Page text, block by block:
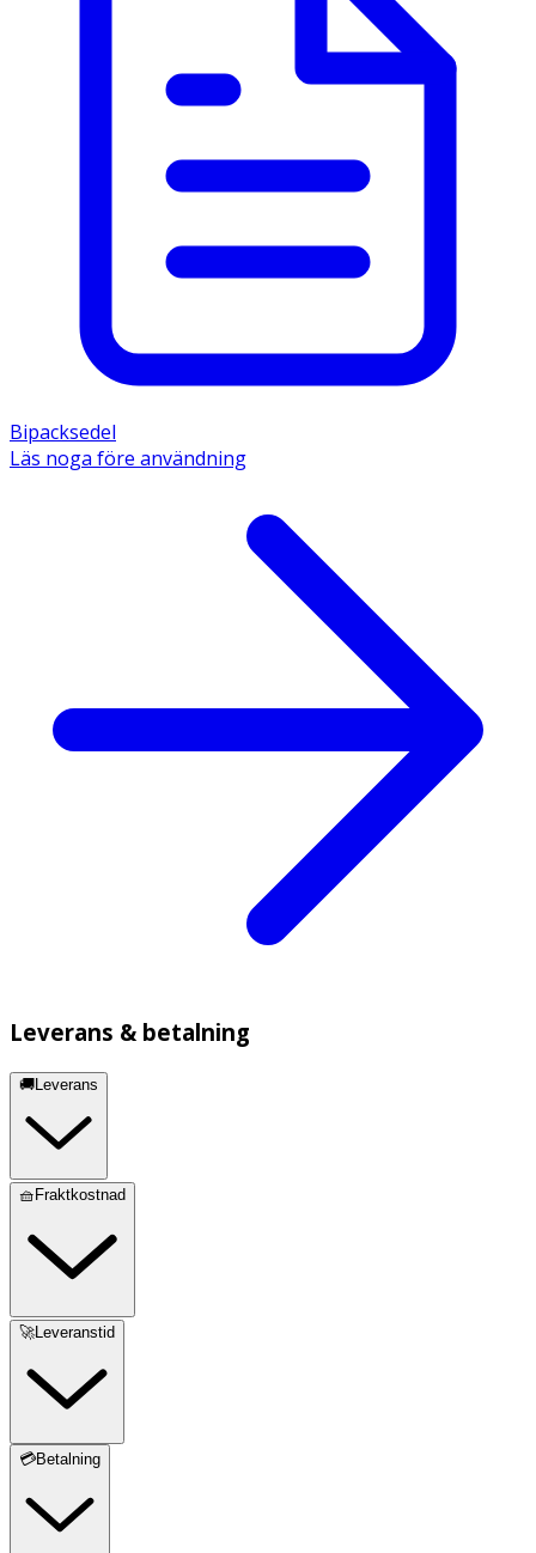
Bipacksedel
Läs noga före användning
Leverans & betalning
🚚Leverans
🧺Fraktkostnad
🚀Leveranstid
💳Betalning